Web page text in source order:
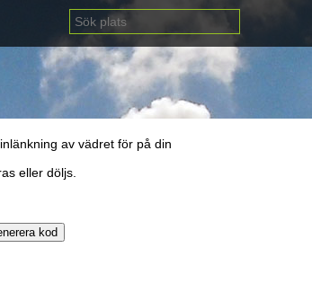
av vädret för på din
eller döljs.
kod